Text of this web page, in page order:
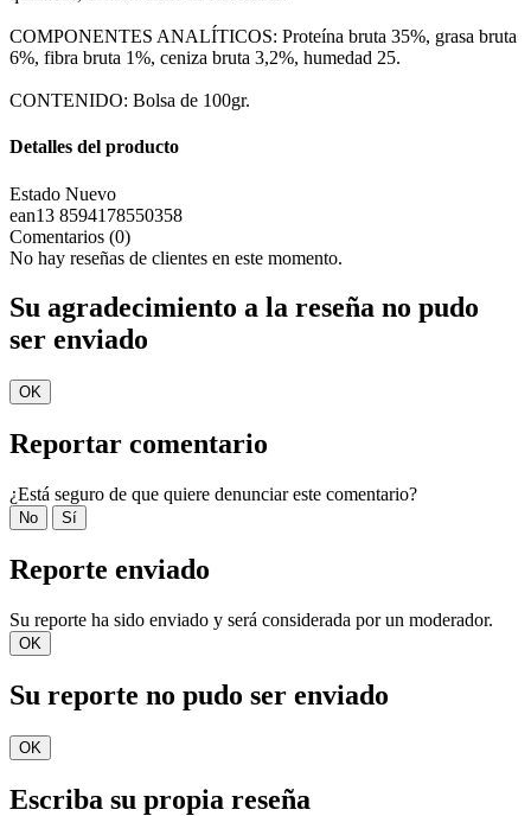
COMPONENTES ANALÍTICOS: Proteína bruta 35%, grasa bruta
6%, fibra bruta 1%, ceniza bruta 3,2%, humedad 25.
CONTENIDO: Bolsa de 100gr.
Detalles del producto
Estado Nuevo
ean13 8594178550358
Comentarios (0)
No hay reseñas de clientes en este momento.
Su agradecimiento a la reseña no pudo
ser enviado
OK
Reportar comentario
¿Está seguro de que quiere denunciar este comentario?
No Sí
Reporte enviado
Su reporte ha sido enviado y será considerada por un moderador.
OK
Su reporte no pudo ser enviado
OK
Escriba su propia reseña